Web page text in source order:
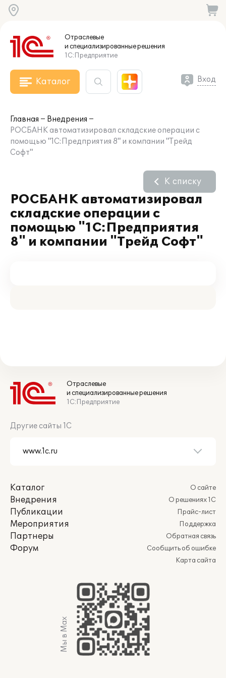
Отраслевые
и специализированныерешения
1С:Предприятие
Каталог Вход
Главная
Внедрения
РОСБАНК автоматизировал складские операции с
помощью "1С:Предприятия 8" и компании "Трейд
Софт"
РОСБАНК автоматизировал
складские операции с
помощью "1С:Предприятия
8" и компании "Трейд Софт"
К списку
Отраслевые
и специализированные решения
1С:Предприятие
Другие сайты 1С
Каталог
Внедрения
Публикации
Мероприятия
Партнеры
Форум
О сайте
О решениях 1С
Прайс-лист
Поддержка
Обратная связь
Сообщить об ошибке
Карта сайта
Мы в Max